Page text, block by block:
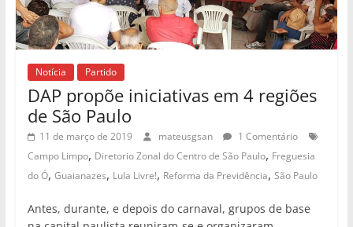
Notícia Partido
DAP propõe iniciativas em 4 regiões
de São Paulo
11 de março de 2019 mateusgsan
1 Comentário
Campo Limpo, Diretorio Zonal do Centro de São Paulo, Freguesia
do Ó, Guaianazes, Lula Livre!, Reforma da Previdência, São Paulo
Antes, durante, e depois do carnaval, grupos de base